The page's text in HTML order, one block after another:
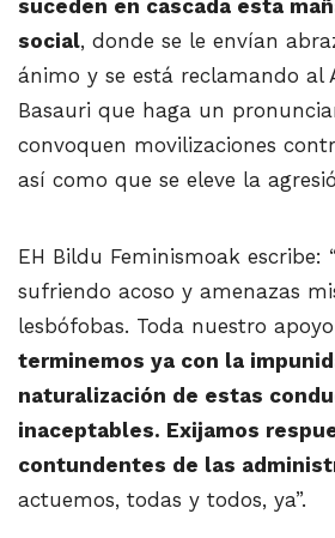
suceden en cascada esta
social, donde se le envían
ánimo y se está reclamando al
Basauri que haga un
convoquen movilizaciones
así como que se eleve la
EH Bildu Feminismoak escribe:
sufriendo acoso y amenazas
lesbófobas. Toda nuestro
terminemos ya con la
naturalización de estas
inaceptables. Exijamos
contundentes de las
actuemos, todas y todos, ya”.